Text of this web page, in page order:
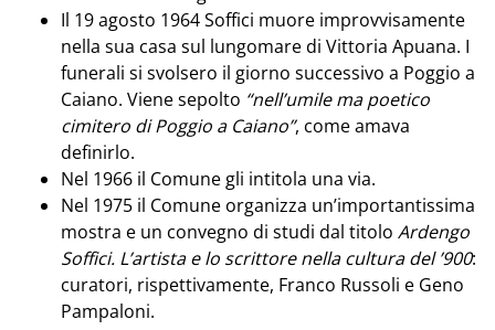
Il 19 agosto 1964 Soffici muore improvvisamente
nella sua casa sul lungomare di Vittoria Apuana. I
funerali si svolsero il giorno successivo a Poggio a
Caiano. Viene sepolto “nell’umile ma poetico
cimitero di Poggio a Caiano”, come amava
definirlo.
Nel 1966 il Comune gli intitola una via.
Nel 1975 il Comune organizza un’importantissima
mostra e un convegno di studi dal titolo Ardengo
Soffici. L’artista e lo scrittore nella cultura del ’900:
curatori, rispettivamente, Franco Russoli e Geno
Pampaloni.